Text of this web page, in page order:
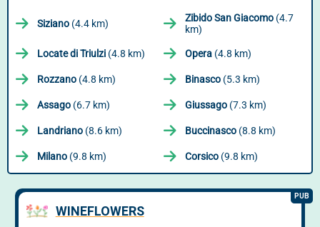
Siziano (4.4 km) Zibido San Giacomo (4.7
km)
Locate di Triulzi (4.8 km) Opera (4.8 km)
Rozzano (4.8 km) Binasco (5.3 km)
Assago (6.7 km) Giussago (7.3 km)
Landriano (8.6 km) Buccinasco (8.8 km)
Milano (9.8 km) Corsico (9.8 km)